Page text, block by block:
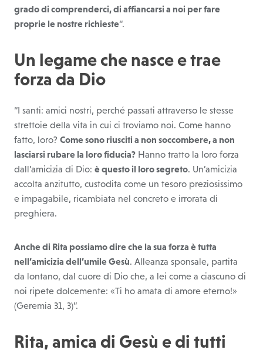
grado di comprenderci, di affiancarsi a noi per fare
proprie le nostre richieste“.
Un legame che nasce e trae
forza da Dio
“I santi: amici nostri, perché passati attraverso le stesse
strettoie della vita in cui ci troviamo noi. Come hanno
fatto, loro? Come sono riusciti a non soccombere, a non
lasciarsi rubare la loro fiducia? Hanno tratto la loro forza
dall’amicizia di Dio: è questo il loro segreto. Un’amicizia
accolta anzitutto, custodita come un tesoro preziosissimo
e impagabile, ricambiata nel concreto e irrorata di
preghiera.
Anche di Rita possiamo dire che la sua forza è tutta
nell’amicizia dell’umile Gesù. Alleanza sponsale, partita
da lontano, dal cuore di Dio che, a lei come a ciascuno di
noi ripete dolcemente: «Ti ho amata di amore eterno!»
(Geremia 31, 3)”.
Rita, amica di Gesù e di tutti